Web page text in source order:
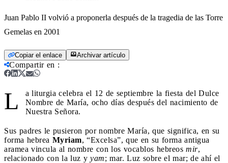
Juan Pablo II volvió a proponerla después de la tragedia de las Torre
Gemelas en 2001
Copiar el enlace Archivar artículo
Compartir en :
L
a liturgia celebra el 12 de septiembre la fiesta del Dulce
Nombre de María, ocho días después del nacimiento de
Nuestra Señora.
Sus padres le pusieron por nombre María, que significa, en su
forma hebrea Myriam, “Excelsa”, que en su forma antigua
aramea vincula al nombre con los vocablos hebreos mir,
relacionado con la luz y yam; mar. Luz sobre el mar; de ahí el